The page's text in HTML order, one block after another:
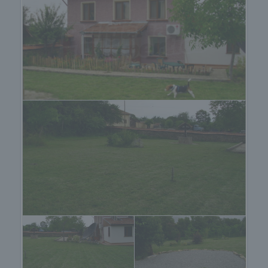
• Огледало
• Единичен гардероб с огледало
• печка на дърва
• LPG газова горелка
• 3x2 kw електрически радиатори
• Климатици
• Всички килими и черги
• Всички пердета
• Всички осветителни тела